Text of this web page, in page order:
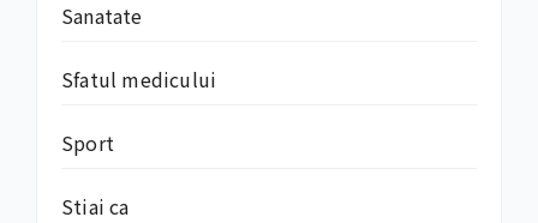
Sanatate
Sfatul medicului
Sport
Stiai ca